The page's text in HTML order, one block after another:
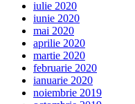
iulie 2020
iunie 2020
mai 2020
aprilie 2020
martie 2020
februarie 2020
ianuarie 2020
noiembrie 2019